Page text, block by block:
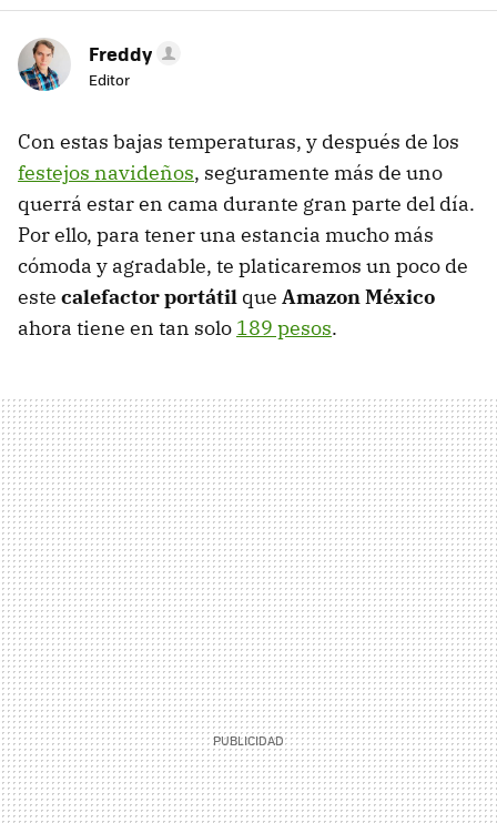
Freddy
Editor
Con estas bajas temperaturas, y después de los
festejos navideños, seguramente más de uno
querrá estar en cama durante gran parte del día.
Por ello, para tener una estancia mucho más
cómoda y agradable, te platicaremos un poco de
este calefactor portátil que Amazon México
ahora tiene en tan solo 189 pesos.